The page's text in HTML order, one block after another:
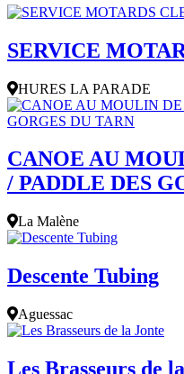
SERVICE
HURES LA PARADE
CANOE AU
/ PADDLE DES
La Malène
Descente Tubing
Aguessac
Les Brasseurs de